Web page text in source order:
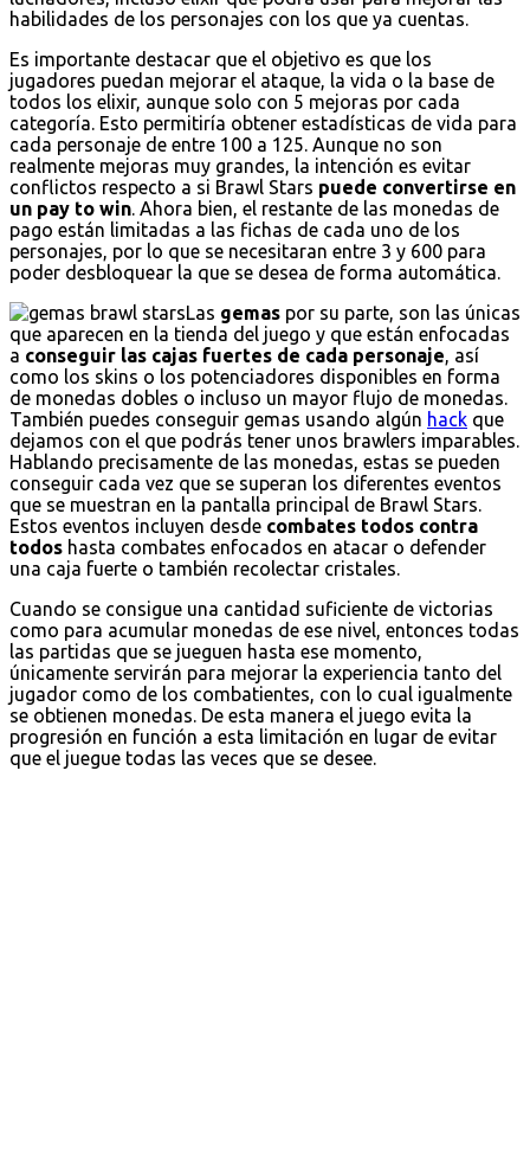
habilidades de los personajes con los que ya cuentas.
Es importante destacar que el objetivo es que los
jugadores puedan mejorar el ataque, la vida o la base de
todos los elixir, aunque solo con 5 mejoras por cada
categoría. Esto permitiría obtener estadísticas de vida para
cada personaje de entre 100 a 125. Aunque no son
realmente mejoras muy grandes, la intención es evitar
conflictos respecto a si Brawl Stars puede convertirse en
un pay to win . Ahora bien, el restante de las monedas de
pago están limitadas a las fichas de cada uno de los
personajes, por lo que se necesitaran entre 3 y 600 para
poder desbloquear la que se desea de forma automática.
Las gemas por su parte, son las únicas
que aparecen en la tienda del juego y que están enfocadas
a conseguir las cajas fuertes de cada personaje , así
como los skins o los potenciadores disponibles en forma
de monedas dobles o incluso un mayor flujo de monedas.
También puedes conseguir gemas usando algún hack que
dejamos con el que podrás tener unos brawlers imparables.
Hablando precisamente de las monedas, estas se pueden
conseguir cada vez que se superan los diferentes eventos
que se muestran en la pantalla principal de Brawl Stars.
Estos eventos incluyen desde combates todos contra
todos hasta combates enfocados en atacar o defender
una caja fuerte o también recolectar cristales.
Cuando se consigue una cantidad suficiente de victorias
como para acumular monedas de ese nivel, entonces todas
las partidas que se jueguen hasta ese momento,
únicamente servirán para mejorar la experiencia tanto del
jugador como de los combatientes, con lo cual igualmente
se obtienen monedas. De esta manera el juego evita la
progresión en función a esta limitación en lugar de evitar
que el juegue todas las veces que se desee.